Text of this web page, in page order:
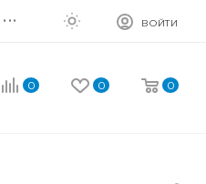
... ВОЙТИ
0 0 0